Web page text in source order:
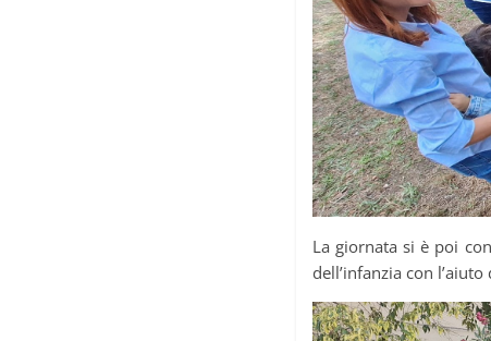
La giornata si è poi
dell’infanzia con